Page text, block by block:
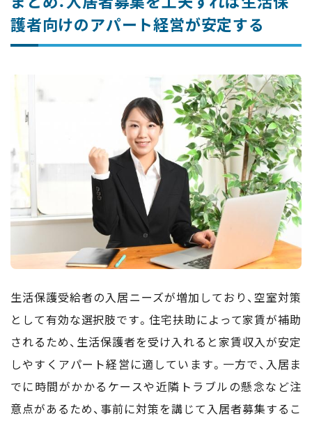
護者向けのアパート経営が安定する
生活保護受給者の入居ニーズが増加しており、空室対策
として有効な選択肢です。住宅扶助によって家賃が補助
されるため、生活保護者を受け入れると家賃収入が安定
しやすくアパート経営に適しています。一方で、入居ま
でに時間がかかるケースや近隣トラブルの懸念など注
意点があるため、事前に対策を講じて入居者募集するこ